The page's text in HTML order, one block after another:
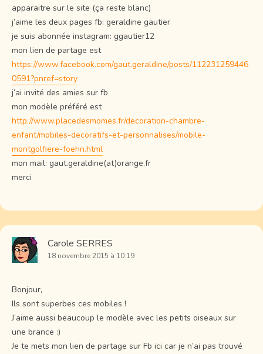
apparaitre sur le site (ça reste blanc)
j’aime les deux pages fb: geraldine gautier
je suis abonnée instagram: ggautier12
mon lien de partage est
https://www.facebook.com/gaut.geraldine/posts/112231259446
0591?pnref=story
j’ai invité des amies sur fb
mon modèle préféré est
http://www.placedesmomes.fr/decoration-chambre-
enfant/mobiles-decoratifs-et-personnalises/mobile-
montgolfiere-foehn.html
mon mail: gaut.geraldine(at)orange.fr
merci
Carole SERRES
18 novembre 2015 à 10:19
Bonjour,
Ils sont superbes ces mobiles !
J’aime aussi beaucoup le modèle avec les petits oiseaux sur
une brance :)
Je te mets mon lien de partage sur Fb ici car je n’ai pas trouvé